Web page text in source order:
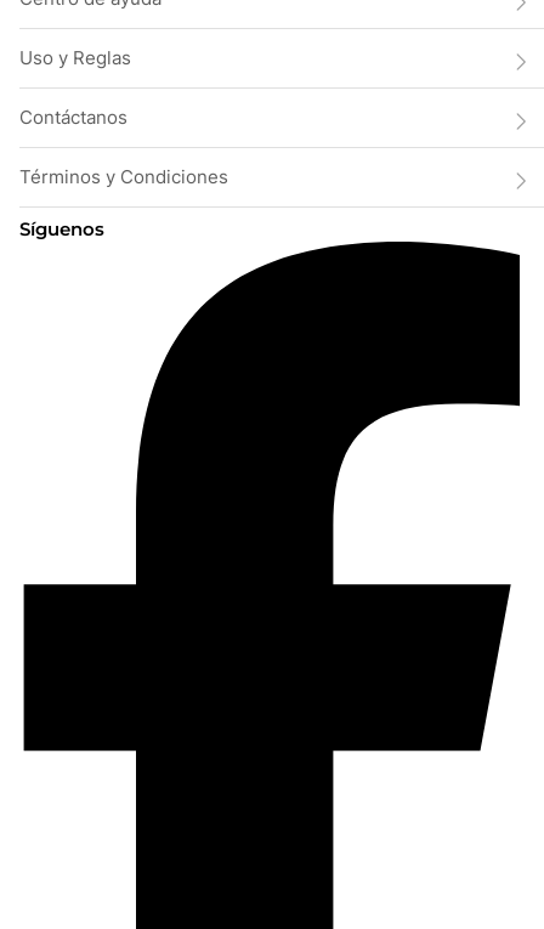
Uso y Reglas
Contáctanos
Términos y Condiciones
Síguenos